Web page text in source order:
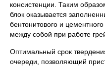
консистенции. Таким
блок оказывается
бентонитового и
между собой при работе
Оптимальный срок
очереди, позволяющий